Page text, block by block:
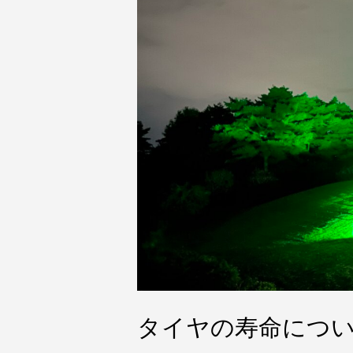
タイヤの寿命につ